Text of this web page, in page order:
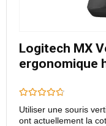
Logitech MX
ergonomique
Utiliser une souris
ont actuellement la